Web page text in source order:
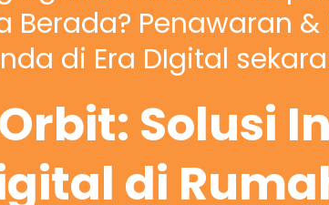
Berada? Penawaran
di Era DIgital
Solusi
di